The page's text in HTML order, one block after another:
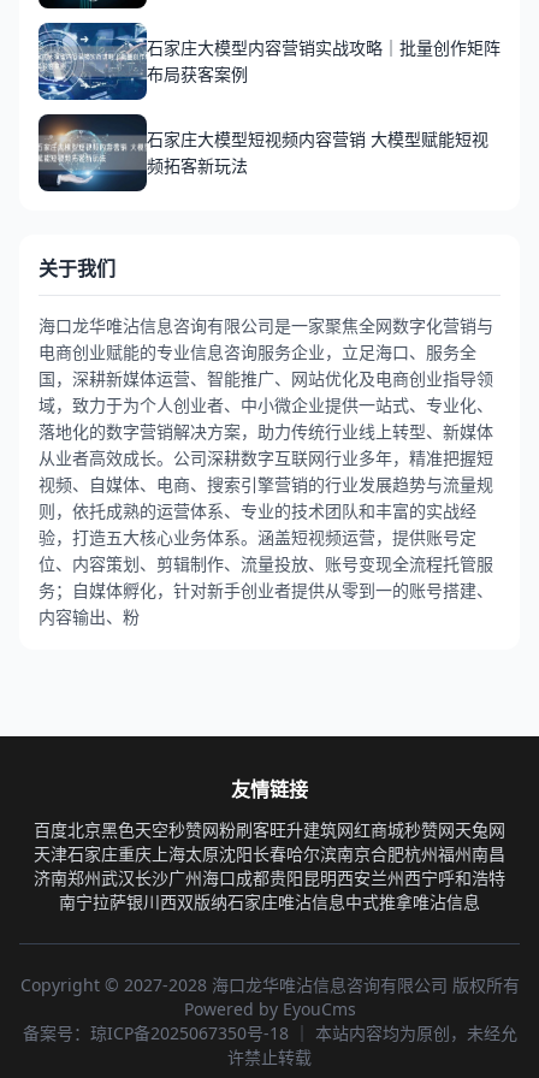
石家庄大模型内容营销实战攻略｜批量创作矩阵
布局获客案例
石家庄大模型短视频内容营销 大模型赋能短视
频拓客新玩法
关于我们
海口龙华唯沾信息咨询有限公司是一家聚焦全网数字化营销与
电商创业赋能的专业信息咨询服务企业，立足海口、服务全
国，深耕新媒体运营、智能推广、网站优化及电商创业指导领
域，致力于为个人创业者、中小微企业提供一站式、专业化、
落地化的数字营销解决方案，助力传统行业线上转型、新媒体
从业者高效成长。公司深耕数字互联网行业多年，精准把握短
视频、自媒体、电商、搜索引擎营销的行业发展趋势与流量规
则，依托成熟的运营体系、专业的技术团队和丰富的实战经
验，打造五大核心业务体系。涵盖短视频运营，提供账号定
位、内容策划、剪辑制作、流量投放、账号变现全流程托管服
务；自媒体孵化，针对新手创业者提供从零到一的账号搭建、
内容输出、粉
友情链接
百度北京黑色天空秒赞网粉刷客旺升建筑网红商城秒赞网天兔网
天津石家庄重庆 上海太原沈阳长春哈尔滨南京合肥杭州福州南昌
济南郑州武汉长沙广州海口成都贵阳昆明西安兰州西宁呼和浩特
南宁拉萨银川西双版纳石家庄唯沾信息中式推拿唯沾信息
Copyright © 2027-2028 海口龙华唯沾信息咨询有限公司 版权所有
Powered by EyouCms
备案号： 琼ICP备2025067350号-18｜ 本站内容均为原创，未经允
许禁止转载